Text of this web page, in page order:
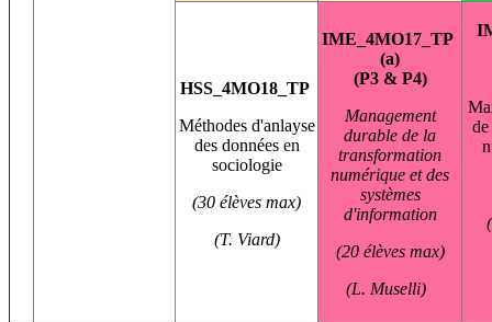
HSS_4MO18_TP
Méthodes d'anlayse
des données en
sociologie
(30 élèves max)
(T. Viard)
IME_4MO17_TP
(a)
(P3 & P4)
Management
durable de la
transformation
numérique et des
systèmes
d'information
(20 élèves max)
(L. Muselli)